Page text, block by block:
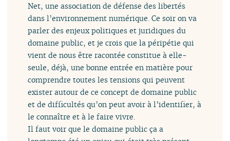
Net, une association de défense des libertés
dans l’environnement numérique. Ce soir on va
parler des enjeux politiques et juridiques du
domaine public, et je crois que la péripétie qui
vient de nous être racontée constitue à elle-
seule, déjà, une bonne entrée en matière pour
comprendre toutes les tensions qui peuvent
exister autour de ce concept de domaine public
et de difficultés qu’on peut avoir à l’identifier, à
le connaître et à le faire vivre.
Il faut voir que le domaine public ça a